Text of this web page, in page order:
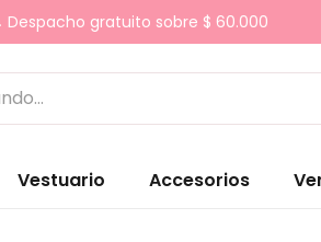
Despacho gratuito sobre $ 60.000
Vestuario Accesorios